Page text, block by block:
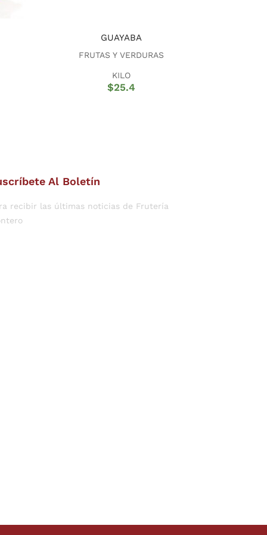
GUAYABA
FRUTAS Y VERDURAS
KILO
$25.4
Al Boletín
recibir las últimas noticias de Frutería